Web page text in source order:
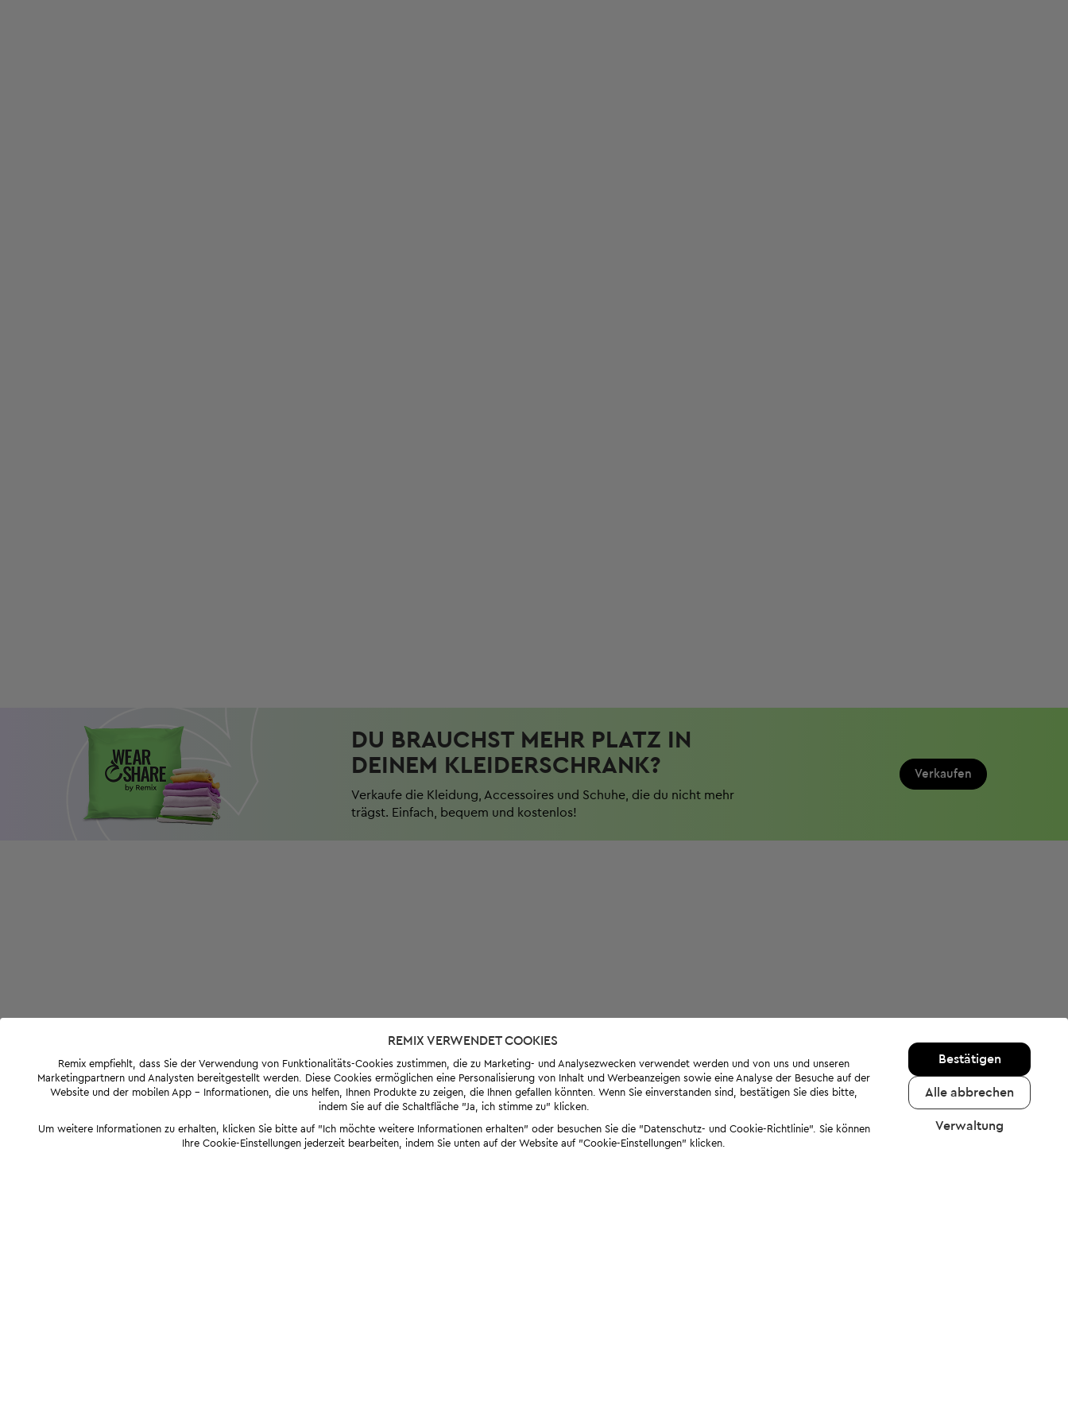
DU BRAUCHST MEHR PLATZ IN
DEINEM KLEIDERSCHRANK?
Verkaufe die Kleidung, Accessoires und Schuhe, die du nicht mehr
trägst. Einfach, bequem und kostenlos!
Verkaufen
REMIX VERWENDET COOKIES
Remix empfiehlt, dass Sie der Verwendung von Funktionalitäts-Cookies zustimmen, die zu Marketing- und Analysezwecken verwendet werden und von uns und unseren
Marketingpartnern und Analysten bereitgestellt werden. Diese Cookies ermöglichen eine Personalisierung von Inhalt und Werbeanzeigen sowie eine Analyse der Besuche auf der
Website und der mobilen App - Informationen, die uns helfen, Ihnen Produkte zu zeigen, die Ihnen gefallen könnten. Wenn Sie einverstanden sind, bestätigen Sie dies bitte,
indem Sie auf die Schaltfläche "Ja, ich stimme zu" klicken.
Um weitere Informationen zu erhalten, klicken Sie bitte auf "Ich möchte weitere Informationen erhalten" oder besuchen Sie die "Datenschutz- und Cookie-Richtlinie". Sie können
Ihre Cookie-Einstellungen jederzeit bearbeiten, indem Sie unten auf der Website auf "Cookie-Einstellungen" klicken.
Bestätigen
Alle abbrechen
Verwaltung